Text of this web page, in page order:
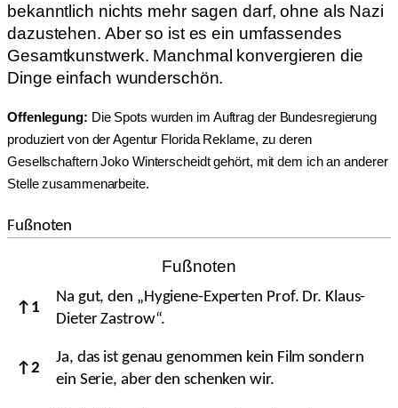
bekanntlich nichts mehr sagen darf, ohne als Nazi
dazustehen. Aber so ist es ein umfassendes
Gesamtkunstwerk. Manchmal konvergieren die
Dinge einfach wunderschön.
Offenlegung: Die Spots wurden im Auftrag der Bundesregierung
produziert von der Agentur Florida Reklame, zu deren
Gesellschaftern Joko Winterscheidt gehört, mit dem ich an anderer
Stelle zusammenarbeite.
Fußnoten
Fußnoten
↑ 1
Na gut, den „Hygiene-Experten Prof. Dr. Klaus-
Dieter Zastrow“.
↑2
Ja, das ist genau genommen kein Film sondern
ein Serie, aber den schenken wir.